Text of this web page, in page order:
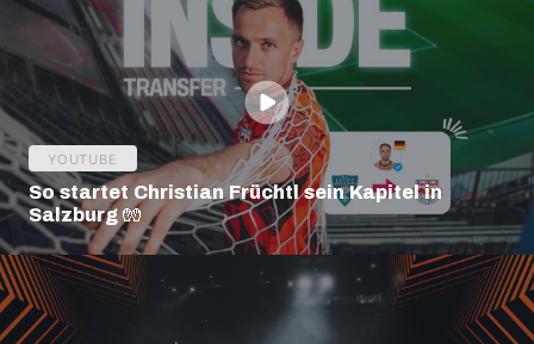
YOUTUBE
So startet Christian Früchtl sein Kapitel in
Salzburg 🧤